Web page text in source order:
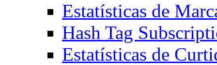
Estatísticas de
Hash Tag
Estatísticas de